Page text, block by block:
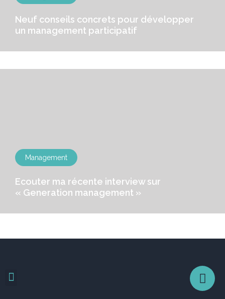
Neuf conseils concrets pour développer
un management participatif
Management
Ecouter ma récente interview sur
« Generation management »